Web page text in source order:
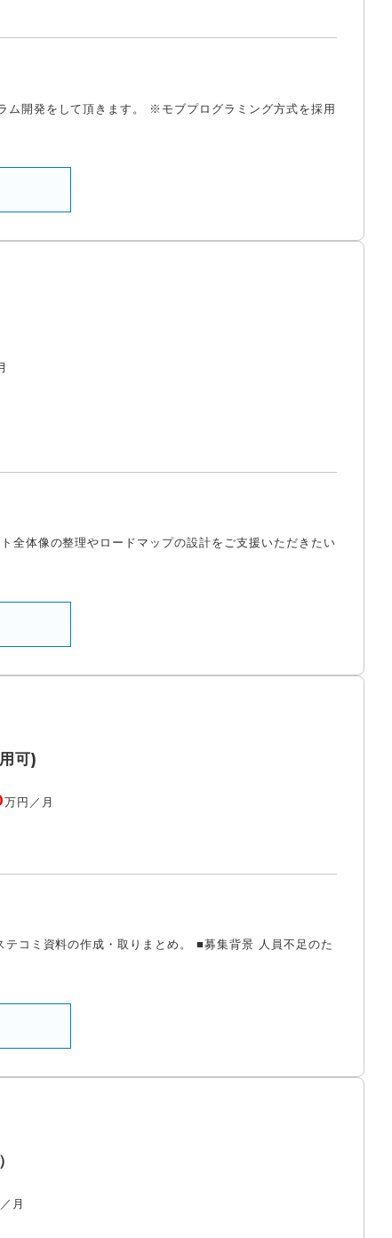
ム開発をして頂きます。 ※モブプログラミング方式を採用
全体像の整理やロードマップの設計をご支援いただきたい
可)
万円／月
コミ資料の作成・取りまとめ。 ■募集背景 人員不足のた
月